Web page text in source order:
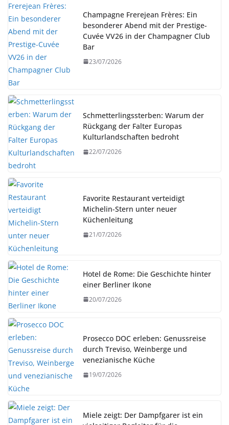
Champagne Frerejean Frères: Ein
besonderer Abend mit der Prestige-
Cuvée VV26 in der Champagner Club
Bar
23/07/2026
Schmetterlingssterben: Warum der
Rückgang der Falter Europas
Kulturlandschaften bedroht
22/07/2026
Favorite Restaurant verteidigt
Michelin-Stern unter neuer
Küchenleitung
21/07/2026
Hotel de Rome: Die Geschichte hinter
einer Berliner Ikone
20/07/2026
Prosecco DOC erleben: Genussreise
durch Treviso, Weinberge und
venezianische Küche
19/07/2026
Miele zeigt: Der Dampfgarer ist ein